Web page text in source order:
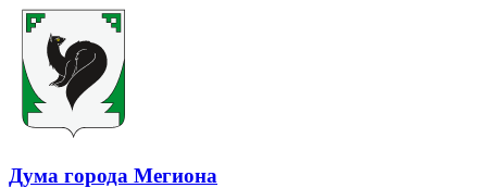
Дума города Мегиона